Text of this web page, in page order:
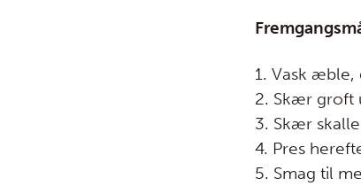
1. Vask
2. Skær groft
3. Skær
4. Pres
5. Smag til